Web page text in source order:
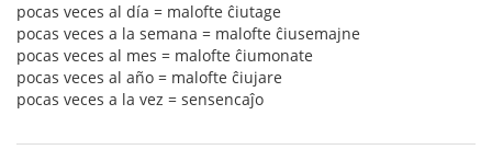
pocas veces al día = malofte ĉiutage
pocas veces a la semana = malofte ĉiusemajne
pocas veces al mes = malofte ĉiumonate
pocas veces al año = malofte ĉiujare
pocas veces a la vez = sensencaĵo